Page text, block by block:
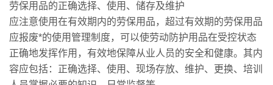
劳保用品的正确选择、使用、储存及维护
应注意使用在有效期内的劳保用品，超过有效期的劳保用品
应报废*的使用管理制度，可以使劳动防护用品在受控状态
正确地发挥作用，有效地保障从业人员的安全和健康。其内
容应包括：正确选择、使用、现场存放、维护、更换、培训